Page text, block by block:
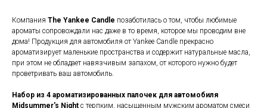
Компания The Yankee Candle позаботилась о том, чтобы любимые
ароматы сопровождали нас даже в то время, которое мы проводим вне
дома! Продукция для автомобиля от Yankee Candle прекрасно
ароматизирует маленькие пространства и содержит натуральные масла,
при этом не обладает навязчивым запахом, от которого нужно будет
проветривать ваш автомобиль.
Набор из 4 ароматизированных палочек для автомобиля
Midsummer's Night с терпким, насыщенным мужским ароматом смеси